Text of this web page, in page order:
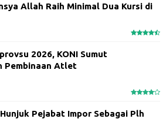
Allah Raih Minimal Dua Kursi di
2026, KONI Sumut
Pembinaan Atlet
Pejabat Impor Sebagai Plh